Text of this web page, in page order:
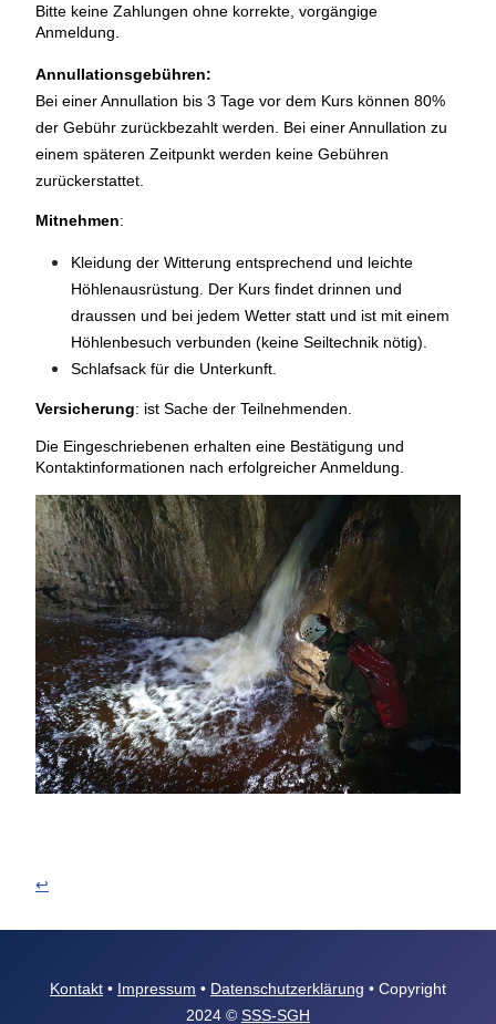
Bitte keine Zahlungen ohne korrekte, vorgängige
Anmeldung.
Annullationsgebühren:
Bei einer Annullation bis 3 Tage vor dem Kurs können 80%
der Gebühr zurückbezahlt werden. Bei einer Annullation zu
einem späteren Zeitpunkt werden keine Gebühren
zurückerstattet.
Mitnehmen:
Kleidung der Witterung entsprechend und leichte
Höhlenausrüstung. Der Kurs findet drinnen und
draussen und bei jedem Wetter statt und ist mit einem
Höhlenbesuch verbunden (keine Seiltechnik nötig).
Schlafsack für die Unterkunft.
Versicherung: ist Sache der Teilnehmenden
Die Eingeschriebenen erhalten eine Bestätigung und
Kontaktinformationen nach erfolgreicher Anmeldung.
↩
Kontakt • Impressum • Datenschutzerklärung • Copyright
2024 © SSS-SGH